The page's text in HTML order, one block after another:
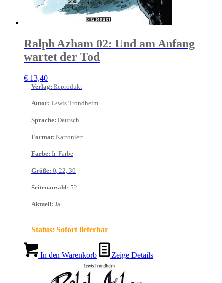
Ralph Azham 02: Und am Anfang
wartet der Tod
€ 13,40
Verlag: Reprodukt
Autor: Lewis Trondheim
Sprache: Deutsch
Format: Kartoniert
Farbe: In Farbe
Größe: 0, 22, 30
Seitenanzahl: 52
Aktuell: Ja
Status: Sofort lieferbar
In den Warenkorb Zeige Details